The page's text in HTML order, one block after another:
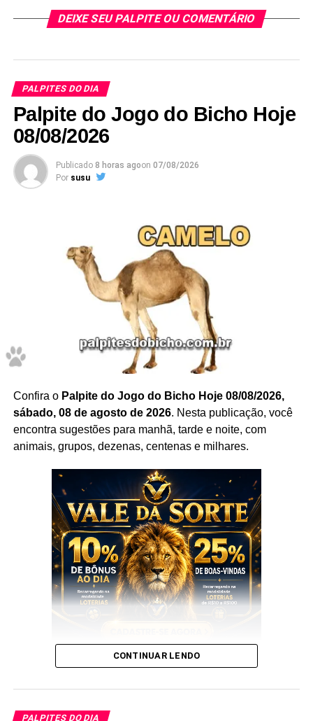
Google.
Dessa forma, para acompanhar previsões atualizadas
diariamente, acesse também a página de palpites do jogo
Confira Aqui
Não deixe de anotar.
Prepare caneta e papel e Anote cada palpite
para que
você faça o jogo perfeito, e aumente a sua probabilidade
de ganhar no
jogo do bicho
Após anotar as nossas dicas e os nossos palpites do
, anote também aspuxadas do bichopois elas
são indispensáveis, pois as utilizamos você aumenta
ainda mais a sua chance de acertar obichoque vai dar
no poste.
Palpite do dia do Jogo do Bicho
Sem mais delongas esses são os nossosPalpites
DEIXE SEU PALPITE OU COMENTÁRIO
PALPITES DO DIA
Palpite do Jogo do Bicho Hoje
08/08/2026
Publicado 8 horas agoon 07/08/2026
Por susu
Confira o Palpite do Jogo do Bicho Hoje 08/08/2026,
sábado, 08 de agosto de 2026. Nesta publicação, você
encontra sugestões para manhã, tarde e noite, com
animais, grupos, dezenas, centenas e milhares.
Os palpites são atualizados ao longo do dia, portanto,
conferir os próximos palpites.
CONTINUAR LENDO
PALPITES DO DIA